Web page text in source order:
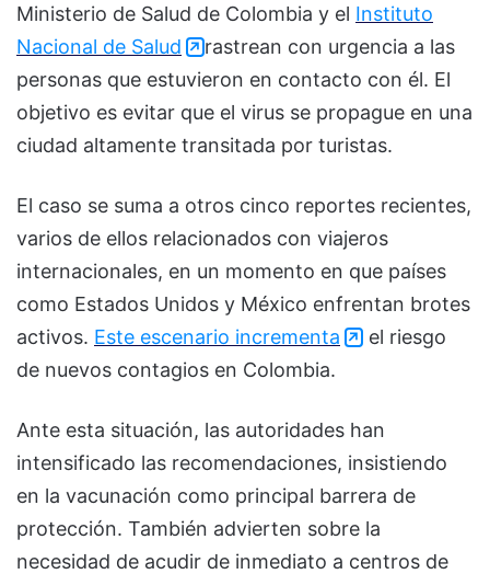
Ministerio de Salud de Colombia y el Instituto
Nacional de Salud
rastrean con urgencia a las
personas que estuvieron en contacto con él. El
objetivo es evitar que el virus se propague en una
ciudad altamente transitada por turistas.
El caso se suma a otros cinco reportes recientes,
varios de ellos relacionados con viajeros
internacionales, en un momento en que países
como Estados Unidos y México enfrentan brotes
activos. Este escenario incrementa
el riesgo
de nuevos contagios en Colombia.
Ante esta situación, las autoridades han
intensificado las recomendaciones, insistiendo
en la vacunación como principal barrera de
protección. También advierten sobre la
necesidad de acudir de inmediato a centros de